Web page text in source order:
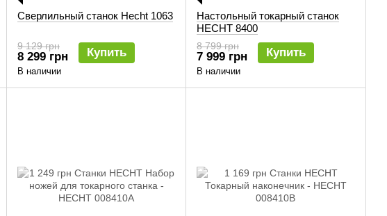
Сверлильный станок Hecht 1063
9 129 грн
8 299 грн Купить
В наличии
Настольный токарный станок
HECHT 8400
8 799 грн
7 999 грн Купить
В наличии